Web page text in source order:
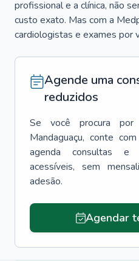
profissional e a clínica, não
custo exato. Mas com a
cardiologistas e exames por
Agende uma
reduzidos
Se você procura por
Mandaguaçu, conte
agenda consultas e
acessíveis, sem
adesão.
Agendar